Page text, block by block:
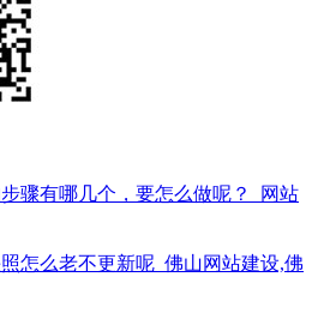
骤有哪几个，要怎么做呢？_网站
怎么老不更新呢_佛山网站建设,佛